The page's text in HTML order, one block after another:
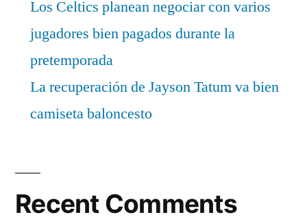
Los Celtics planean negociar con varios
jugadores bien pagados durante la
pretemporada
La recuperación de Jayson Tatum va bien
camiseta baloncesto
Recent Comments